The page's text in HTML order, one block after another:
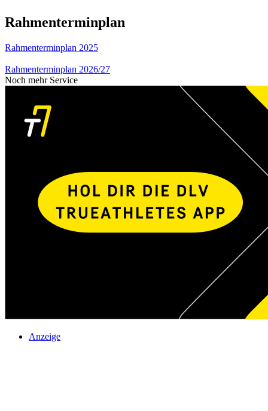
Rahmenterminplan
Rahmenterminplan 2025
Rahmenterminplan 2026/27
Noch mehr Service
Anzeige